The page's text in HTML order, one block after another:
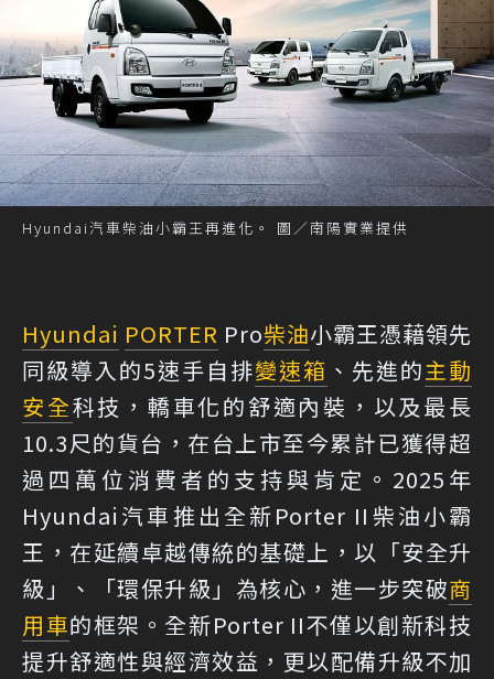
Hyundai汽車柴油小霸王再進化。 圖／南陽實業提供
Hyundai PORTER Pro柴油小霸王憑藉領先
同級導入的5速手自排變速箱 、先進的主動
安全科技，轎車化的舒適內裝，以及最長
10.3尺的貨台，在台上市至今累計已獲得超
過四萬位消費者的支持與肯定。2025年
Hyundai汽車推出全新Porter II柴油小霸
王，在延續卓越傳統的基礎上，以「安全升
級」、「環保升級」為核心，進一步突破商
用車的框架。全新Porter II不僅以創新科技
提升舒適性與經濟效益，更以配備升級不加